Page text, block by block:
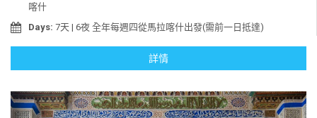
喀什
Days: 7天 | 6夜 全年每週四從馬拉喀什出發(需前一日抵達)
詳情